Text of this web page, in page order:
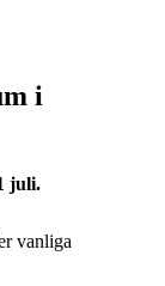
i
juli.
vanliga